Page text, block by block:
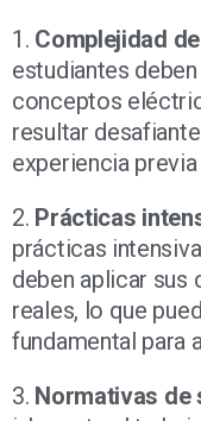
1. Complejidad
estudiantes
conceptos
resultar
experiencia
2. Prácticas
prácticas
deben aplicar
reales, lo que
fundamental para
3. Normativas de